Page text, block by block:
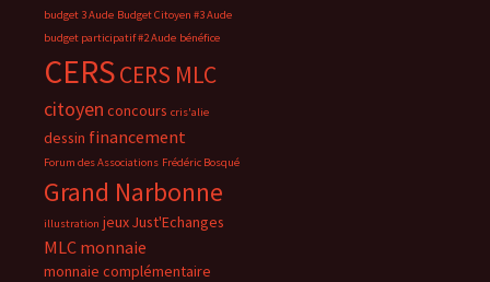
budget 3 Aude Budget Citoyen #3 Aude
budget participatif #2 Aude bénéfice
CERSCERS MLC
citoyen concours cris'alie
dessin financement
Forum des Associations Frédéric Bosqué
Grand Narbonne
illustration jeuxJust'Echanges
MLC monnaie
monnaie complémentaire